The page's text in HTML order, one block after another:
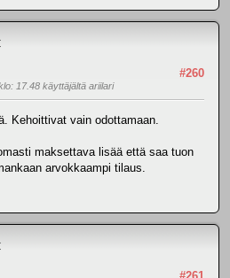
#260
17.48 käyttäjältä ariilari
Kehoittivat vain odottamaan.
maksettava lisää että saa tuon
arvokkaampi tilaus.